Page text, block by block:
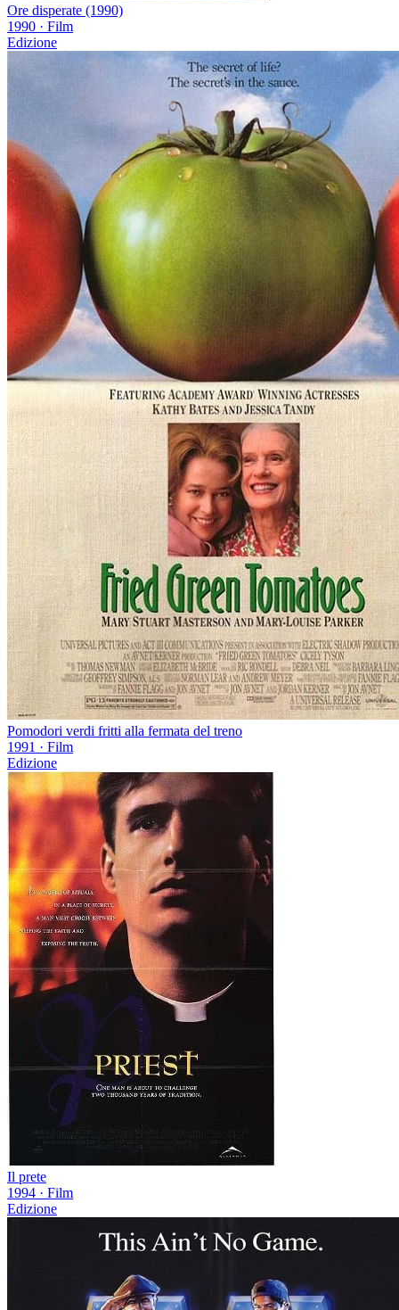
Ore disperate (1990)
1990 · Film
Edizione
Pomodori verdi fritti alla fermata del treno
1991 · Film
Edizione
Il prete
1994 · Film
Edizione